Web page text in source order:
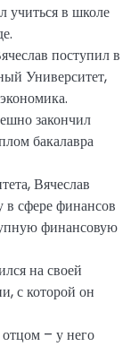
учиться в школе
поступил в
Университет,
закончил
бакалавра
Вячеслав
в сфере финансов
финансовую
на своей
с которой он
– у него